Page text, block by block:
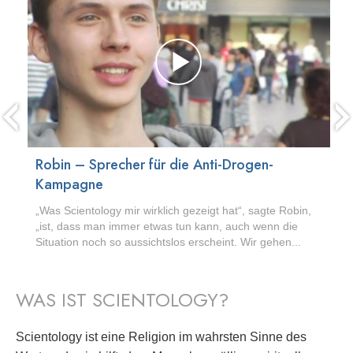
Robin – Sprecher für die Anti-Drogen-
Kampagne
„Was Scientology mir wirklich gezeigt hat“, sagte Robin,
„ist, dass man immer etwas tun kann, auch wenn die
Situation noch so aussichtslos erscheint. Wir gehen...
WAS IST SCIENTOLOGY?
Scientology ist eine Religion im wahrsten Sinne des